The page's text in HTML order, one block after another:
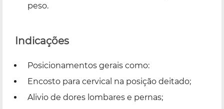
peso.
Indicações
Posicionamentos gerais como:
Encosto para cervical na posição deitado;
Alivio de dores lombares e pernas;